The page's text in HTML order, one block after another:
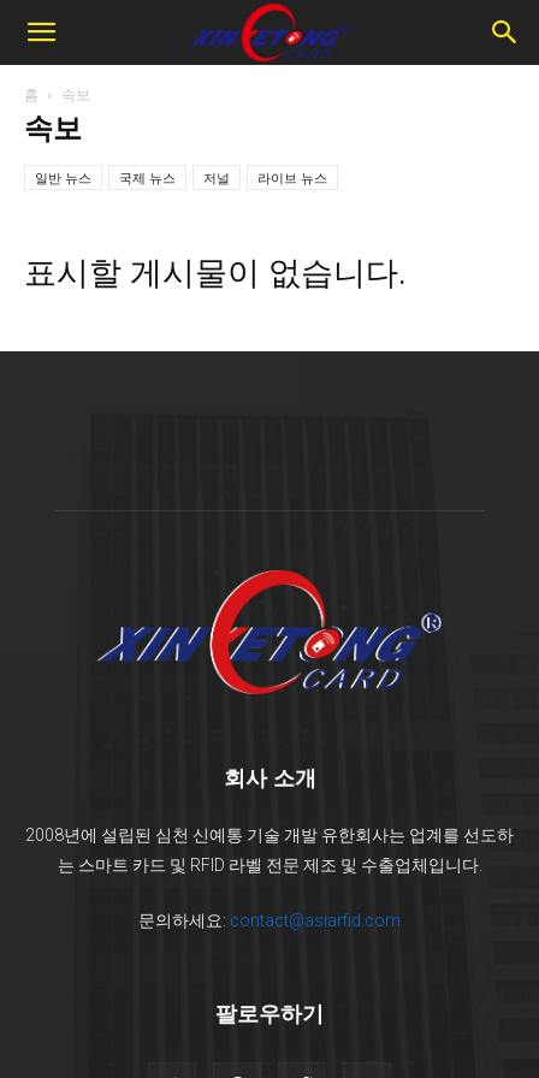
홈 속보
속보
일반 뉴스 국제 뉴스 저널 라이브 뉴스
표시할 게시물이 없습니다.
회사 소개
2008년에 설립된 심천 신예통 기술 개발 유한회사는 업계를 선도하
는 스마트 카드 및 RFID 라벨 전문 제조 및 수출업체입니다.
문의하세요: contact@asiarfid.com
팔로우하기